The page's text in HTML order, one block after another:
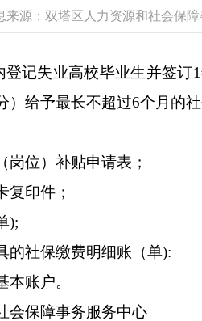
来源：双塔区人力资源和社会保障
失业高校毕业生并签订1
）给予最长不超过6个月的社
位）补贴申请表；
印件；
);
社保缴费明细账（单):
账户。
保障事务服务中心